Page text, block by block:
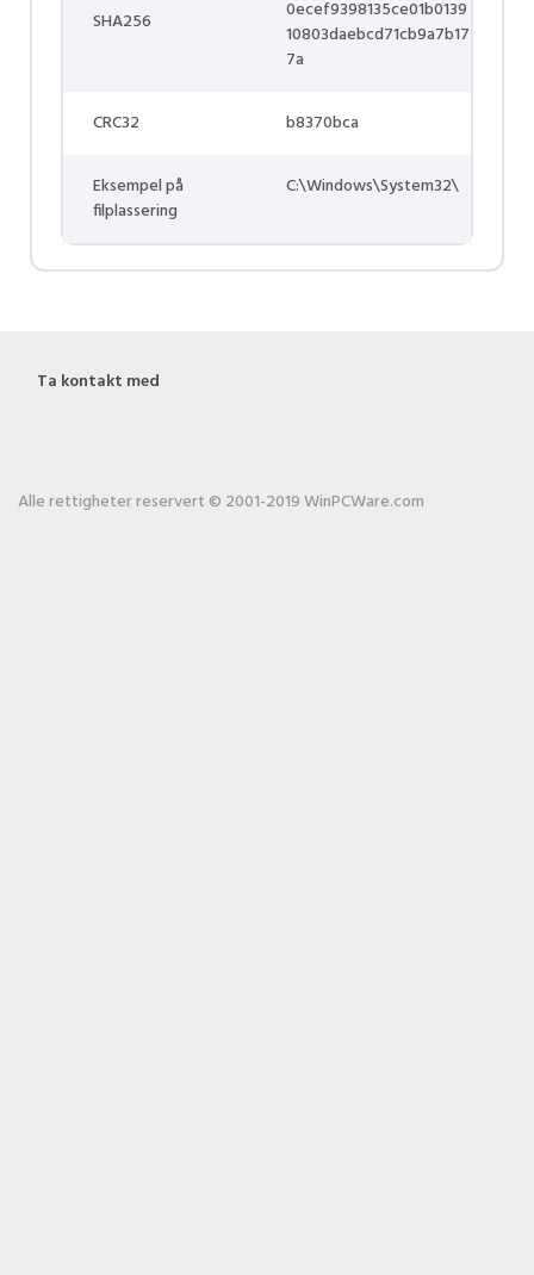
SHA256
0ecef9398135ce01b0139
10803daebcd71cb9a7b17
7a
CRC32 b8370bca
Eksempel på
filplassering
C:\Windows\System32\
Ta kontakt med
Alle rettigheter reservert © 2001-2019 WinPCWare.com